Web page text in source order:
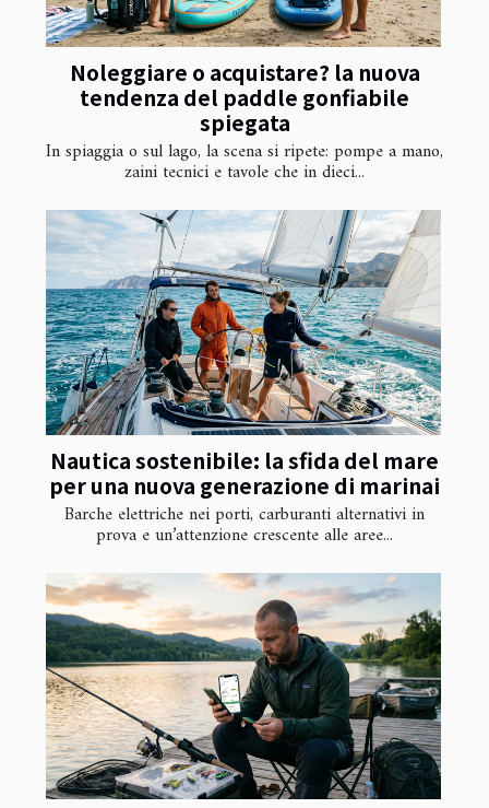
Noleggiare o acquistare? la nuova
tendenza del paddle gonfiabile
spiegata
In spiaggia o sul lago, la scena si ripete: pompe a mano,
zaini tecnici e tavole che in dieci...
Nautica sostenibile: la sfida del mare
per una nuova generazione di marinai
Barche elettriche nei porti, carburanti alternativi in
prova e un’attenzione crescente alle aree...